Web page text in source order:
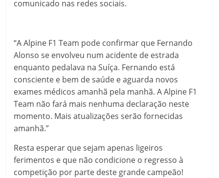
comunicado nas redes sociais.
“A Alpine F1 Team pode confirmar que Fernando
Alonso se envolveu num acidente de estrada
enquanto pedalava na Suíça. Fernando está
consciente e bem de saúde e aguarda novos
exames médicos amanhã pela manhã. A Alpine F1
Team não fará mais nenhuma declaração neste
momento. Mais atualizações serão fornecidas
amanhã.”
Resta esperar que sejam apenas ligeiros
ferimentos e que não condicione o regresso à
competição por parte deste grande campeão!